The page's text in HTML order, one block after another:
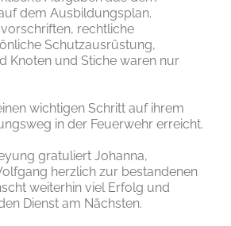
dem Ausbildungsplan.
rechtliche
Schutzausrüstung,
Knoten und Stiche waren nur
wichtigen Schritt auf ihrem
in der Feuerwehr erreicht.
gratuliert Johanna,
herzlich zur bestandenen
weiterhin viel Erfolg und
Dienst am Nächsten.